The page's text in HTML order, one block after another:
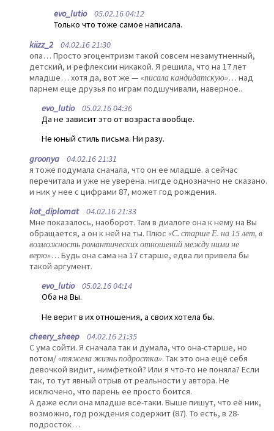
evo_lutio05.02.16 04:12
Только что тоже самое написала.
kiizz_2 04.02.16 21:30
опа… Просто эгоцентризм такой совсем незамутненный,
детский, и рефлексии никакой. Я решила, что на 17 лет
младше… хотя да, вот же — «писала кандидатскую»… над
парнем еще друзья по играм подшучивали, наверное..
evo_lutio05.02.16 04:36
Да не зависит это от возраста вообще.
Не юный стиль письма. Ни разу.
groonya 04.02.16 21:31
я тоже подумала сначала, что он ее младше. а сейчас
перечитала и уже не уверена. нигде однозначно не сказано.
и ник у нее с цифрами 87, может год рождения.
kot_diplomat04.02.16 21:33
Мне показалось, наоборот. Там в диалоге она к нему на Вы
обращается, а он к ней на ты. Плюс «С. старше Е. на 15 лет, в
возможность романтических отношений между ними не
верю»… Будь она сама на 17 старше, едва ли привела бы
такой аргумент.
evo_lutio05.02.16 04:14
Оба на Вы.
Не верит в их отношения, а своих хотела бы.
cheery_sheep 04.02.16 21:35
С ума сойти. Я сначала так и думала, что она-старше, но
потом/«тяжела жизнь подростка». Так это она ещё себя
девочкой видит, нимфеткой? Или я что-то не поняла? Если
так, то тут явный отрыв от реальности у автора. Не
исключено, что парень ее просто боится.
А даже если она младше все-таки. Выше пишут, что её ник,
возможно, год рождения содержит (87). То есть, в 28-
подросток…